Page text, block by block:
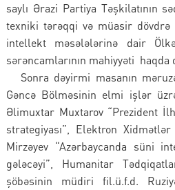
saylı Ərazi Partiya Təşkilatının
texniki tərəqqi və müasir
intellekt məsələlərinə dair
sərəncamlarının mahiyyəti haqda
Sonra dəyirmi masanın
Gəncə Bölməsinin elmi işlər
Əlimuxtar Muxtarov “Prezident
strategiyası”, Elektron
Mirzəyev “Azərbaycanda süni
gələcəyi”, Humanitar
şöbəsinin müdiri fil.ü.f.d.